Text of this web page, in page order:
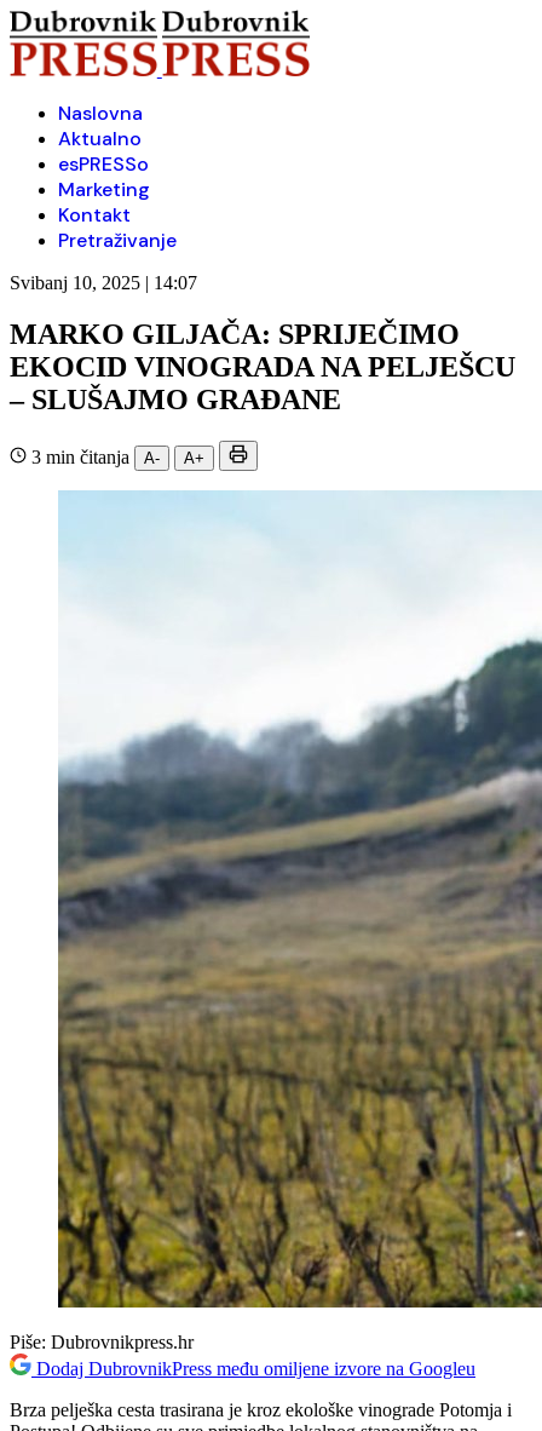
Naslovna
Aktualno
esPRESSo
Marketing
Kontakt
Pretraživanje
Svibanj 10, 2025 | 14:07
MARKO GILJAČA: SPRIJEČIMO
EKOCID VINOGRADA NA PELJEŠCU
– SLUŠAJMO GRAĐANE
3 min čitanja A- A+
Piše: Dubrovnikpress.hr
Dodaj DubrovnikPress među omiljene izvore na Googleu
Brza pelješka cesta trasirana je kroz ekološke vinograde Potomja i